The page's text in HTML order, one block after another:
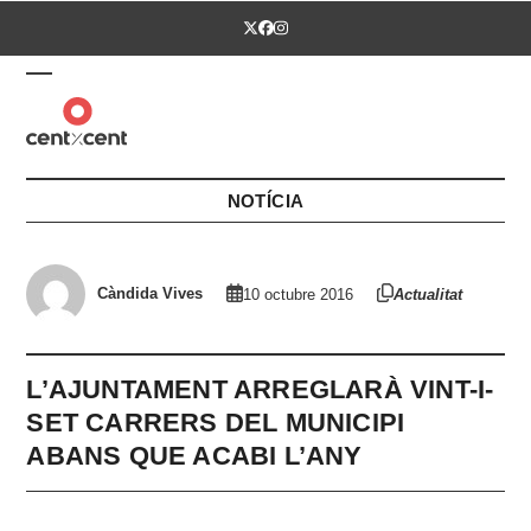
Twitter
Facebook
Instagram
Open
mobile
menu
Close
mobile
menu
NOTÍCIA
Càndida Vives 10 octubre 2016 Actualitat
L’AJUNTAMENT ARREGLARÀ VINT-I-
SET CARRERS DEL MUNICIPI
ABANS QUE ACABI L’ANY